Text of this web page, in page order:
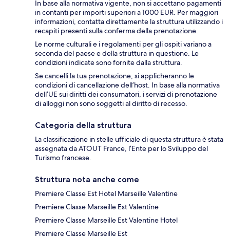
In base alla normativa vigente, non si accettano pagamenti
in contanti per importi superiori a 1000 EUR. Per maggiori
informazioni, contatta direttamente la struttura utilizzando i
recapiti presenti sulla conferma della prenotazione.
Le norme culturali e i regolamenti per gli ospiti variano a
seconda del paese e della struttura in questione. Le
condizioni indicate sono fornite dalla struttura.
Se cancelli la tua prenotazione, si applicheranno le
condizioni di cancellazione dell’host. In base alla normativa
dell’UE sui diritti dei consumatori, i servizi di prenotazione
di alloggi non sono soggetti al diritto di recesso.
Categoria della struttura
La classificazione in stelle ufficiale di questa struttura è stata
assegnata da ATOUT France, l’Ente per lo Sviluppo del
Turismo francese.
Struttura nota anche come
Premiere Classe Est Hotel Marseille Valentine
Premiere Classe Marseille Est Valentine
Premiere Classe Marseille Est Valentine Hotel
Premiere Classe Marseille Est